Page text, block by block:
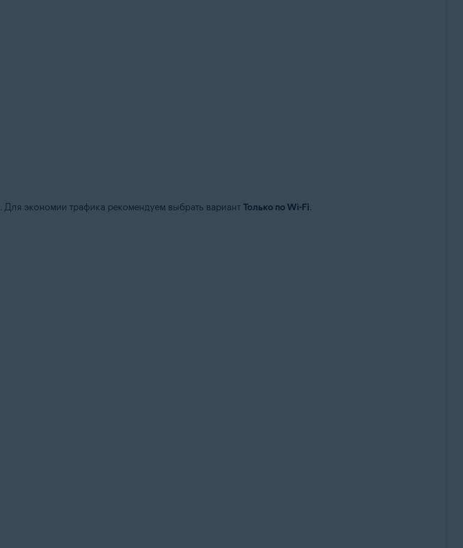
. Для экономии трафика рекомендуем выбрать вариант Только по Wi-Fi.